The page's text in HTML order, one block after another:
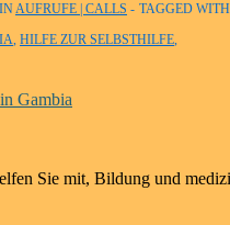
AUFRUFE | CALLS TAGGED WITH
, HILFE ZUR SELBSTHILFE,
Sie mit, Bildung und